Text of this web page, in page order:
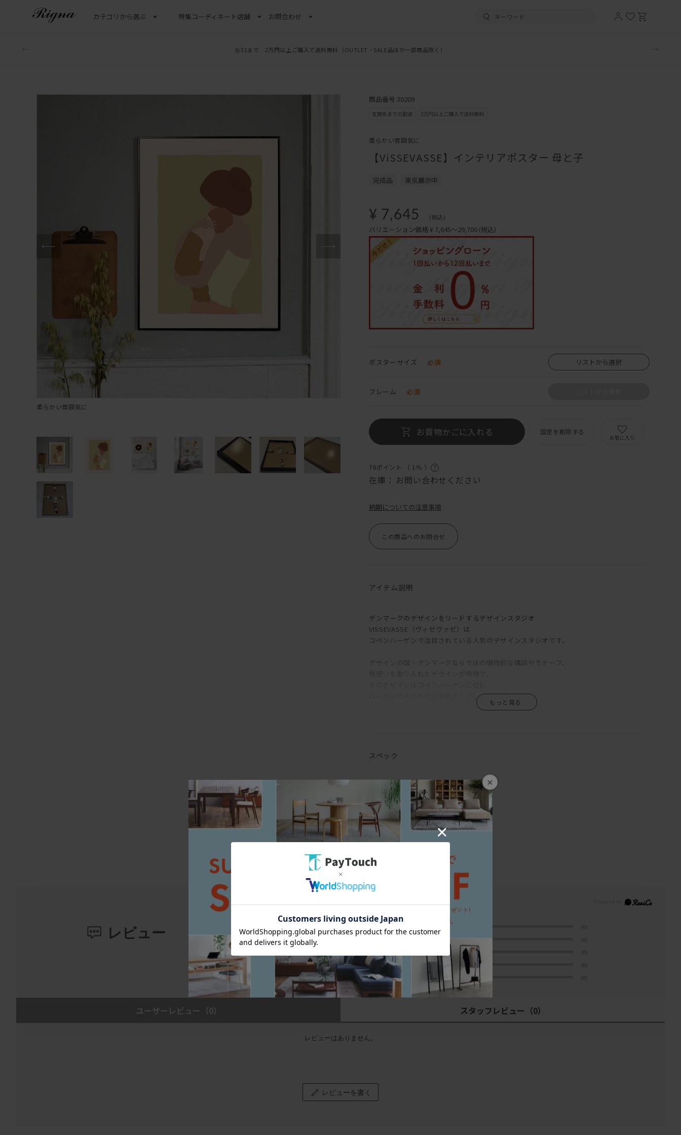
カテゴリから選ぶ 特集コーディネート店舗 お問合わせ
×
8/31まで 2万円以上ご購入で送料無料 （OUTLET・SALE品ほか一部商品除く）
柔らかい雰囲気に
商品番号 30209
柔らかい雰囲気に
【ViSSEVASSE】インテリアポスター 母と子
完成品 東京展示中
¥ 7,645 (税込)
バリエーション価格 ¥ 7,645～29,700 (税込)
ポスターサイズ 必須 リストから選択
フレーム 必須
お買物かごに入れる 設定を削除する
お気に入り
76ポイント （ 1％ ）
在庫： お問い合わせください
納期についての注意事項
この商品へのお問合せ
アイテム説明
デンマークのデザインをリードするデザインスタジオ
VISSEVASSE（ヴィゼヴァゼ）は
コペンハーゲンで注目されている人気のデザインスタジオです。
ローカルの人たちの心を捉えてブレイクしました。
抽象的なデザインやモチーフも
柔らかい雰囲気になるので、リラックスした空間との相性が良いです。
お部屋にはもちろん、カフェ、待合室、トレーニングルーム、
ヨガ、ヘアサロンなどに入れていただくとゆったりとした空間になります。
ヴィゼヴァゼの魅力
組み合わせて楽しめるポスター
ViSSEVASSE(ヴィゼヴァゼ)のポスターは組み合わせやすいので、
1枚だけでなく、複数を自由に組み合わせて
楽しむこともできるのがヴィゼヴァゼの魅力です。
構図の面白いポスターは並べると
お互いに引き立ちよりデザインを楽しめるでしょう。
季節ごとに色やデザインを変えたりするのもお洒落ですね。
ヴィゼヴァゼの全ポスターを
一人のデザイナーがデザインをしているからこそ、
組み合わせたときに一体感が出しやすくなっています。
こだわりの構図と中間色・パステルカラー
ヴィゼヴァゼのポスターは、すべてのデザインを
スペック
[幅(W)]
16-52cm
[奥行(D)]
1.5-2cm
[高さ(H)]
22-72cm
レビュー 0.0
レビュー件数：0件
(0)
★4 (0)
★3 (0)
2 (0)
★1 (0)
ユーザーレビュー （0） スタッフレビュー （0）
レビューはありません。
レビューを書く